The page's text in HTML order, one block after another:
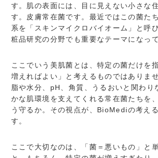
す。肌の表面には、目に見えない小さな
す。皮膚常在菌です。最近ではこの菌た
系を「スキンマイクロバイオーム」と呼
粧品研究の分野でも重要なテーマになっ
ここでいう美肌菌とは、特定の菌だけを
増えればよい」と考えるものではありま
脂や水分、pH、角質、うるおいと関わり
かな肌環境を支えてくれる常在菌たちを
う守るか。その視点が、BioMediの考え
す。
ここで大切なのは、「菌＝悪いもの」と